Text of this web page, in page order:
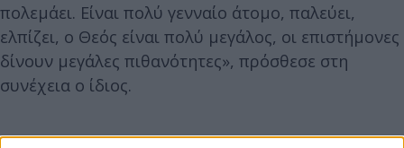
πολεμάει. Είναι πολύ γενναίο άτομο, παλεύει,
ελπίζει, ο Θεός είναι πολύ μεγάλος, οι επιστήμονες
δίνουν μεγάλες πιθανότητες», πρόσθεσε στη
συνέχεια ο ίδιος.